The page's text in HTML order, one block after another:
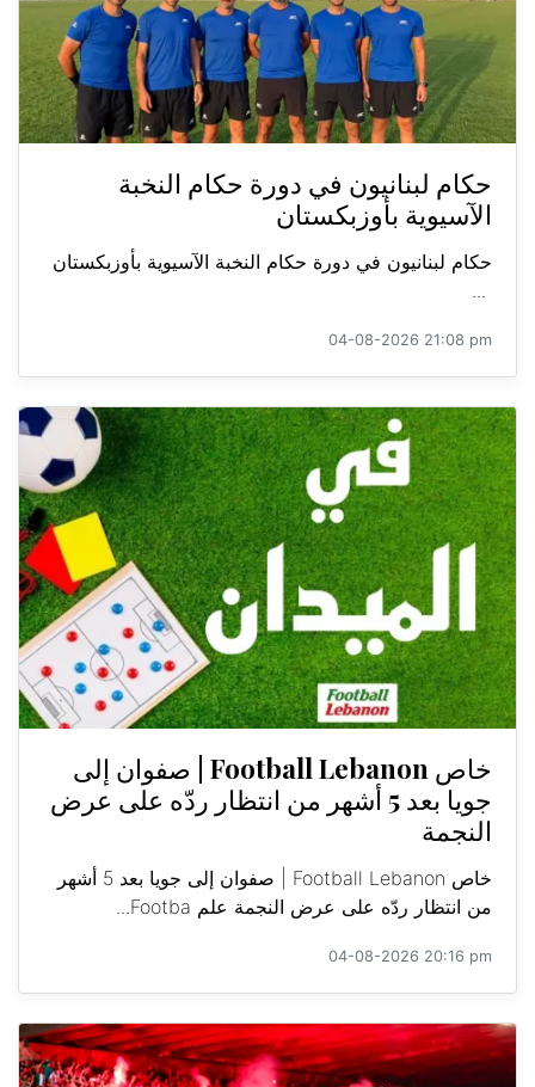
حكام لبنانيون في دورة حكام النخبة
الآسيوية بأوزبكستان
حكام لبنانيون في دورة حكام النخبة الآسيوية بأوزبكستان
...
04-08-2026 21:08 pm
خاص Football Lebanon | صفوان إلى
جويا بعد 5 أشهر من انتظار ردّه على عرض
النجمة
خاص Football Lebanon | صفوان إلى جويا بعد 5 أشهر
من انتظار ردّه على عرض النجمة علم Footba...
04-08-2026 20:16 pm